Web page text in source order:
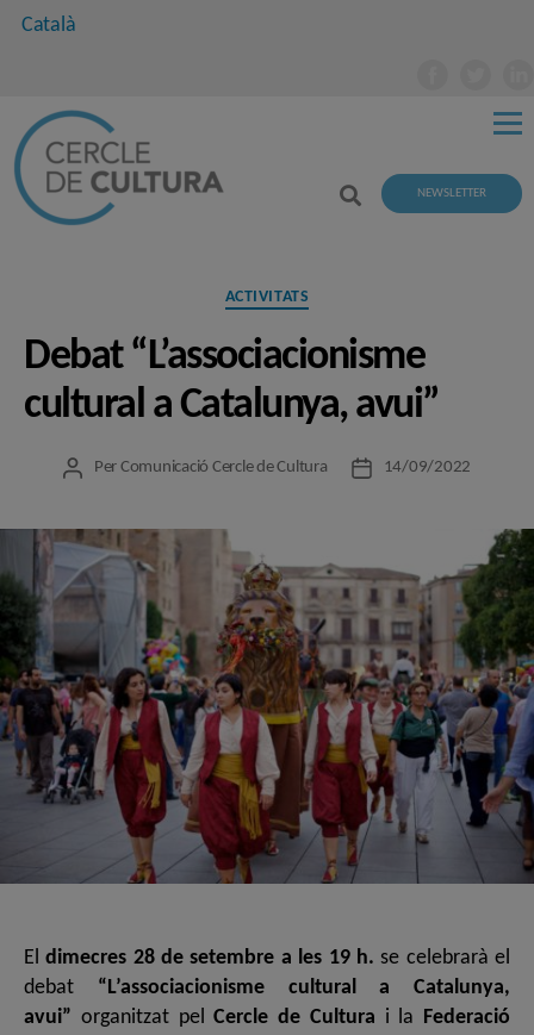
Català
NEWSLETTER
Categories
ACTIVITATS
Debat “L’associacionisme
cultural a Catalunya, avui”
Autor
Per Comunicació Cercle de Cultura
Data14/09/2022
Eldimecres 28 de setembre a les 19 h. se celebrarà el
debat “L’associacionisme cultural a Catalunya,
avui” organitzat pelCercle de Cultura i la Federació